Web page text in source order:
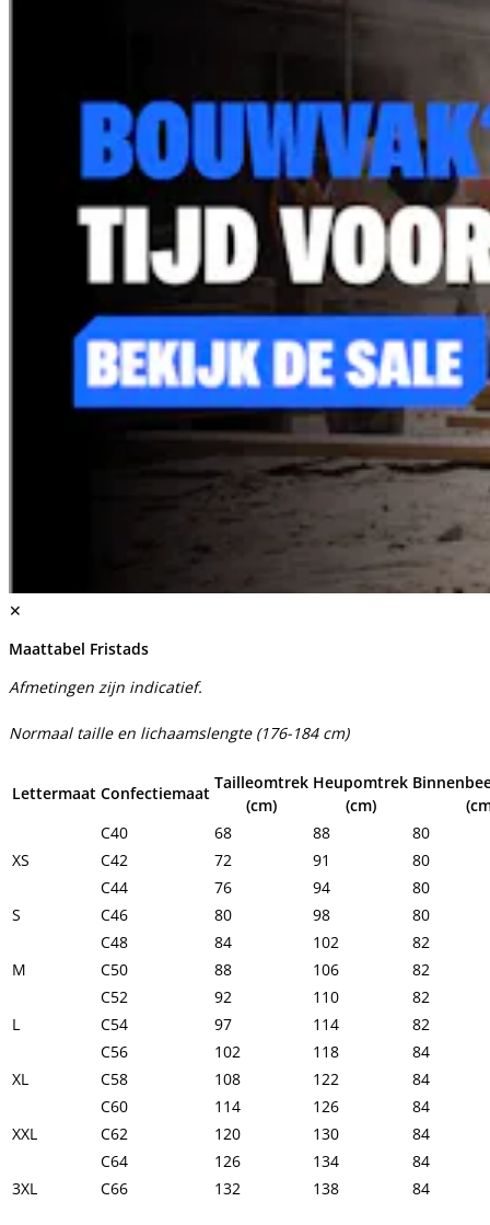
✕
Maattabel Fristads
Afmetingen zijn indicatief.
Normaal taille en lichaamslengte (176-184 cm)
Lettermaat Confectiemaat
Tailleomtrek
(cm)
Heupomtrek
(cm)
C40
68 88
80
XS
C42 72 91
80
C44
76 94
80
S
C46 80 98
80
C48
84 102
82
M
C50 88 106
82
C52
92 110
82
L
C54 97 114
82
C56
102 118
84
XL
C58 108 122
84
C60
114 126
84
XXL
C62 120 130
84
C64
126 134
84
3XL
C66 132 138 84